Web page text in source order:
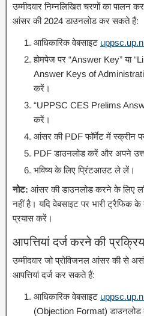
उम्मीदवार निम्नलिखित चरणों का
आंसर की 2024 डाउनलोड कर सकते हैं:
आधिकारिक वेबसाइट
होमपेज पर “Answer Key” या
Answer Keys of
करें।
“UPPSC CES Prelims
करें।
आंसर की PDF फॉर्मेट में स्क्रीन पर
PDF डाउनलोड करें और अपने
भविष्य के लिए प्रिंटआउट ले लें।
नोट: आंसर की डाउनलोड करने के लिए
नहीं है। यदि वेबसाइट पर भारी ट्रैफिक
प्रयास करें।
आपत्तियां दर्ज करने की
उम्मीदवार जो प्रोविजनल आंसर की से
आपत्तियां दर्ज कर सकते हैं:
आधिकारिक वेबसाइट
(Objection Format) डाउनलोड